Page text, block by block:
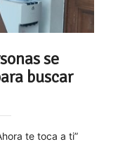
se
buscar
te toca a ti”